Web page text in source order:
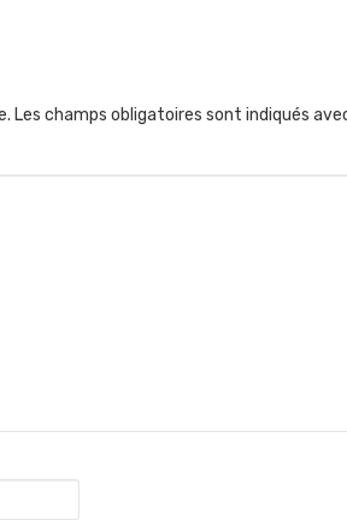
Les champs obligatoires sont indiqués